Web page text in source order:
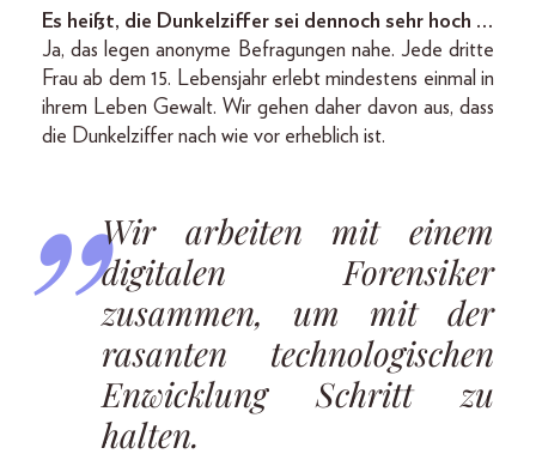
Es heißt, die Dunkelziffer sei dennoch sehr hoch …
Ja, das legen anonyme Befragungen nahe. Jede dritte
Frau ab dem 15. Lebensjahr erlebt mindestens einmal in
ihrem Leben Gewalt. Wir gehen daher davon aus, dass
die Dunkelziffer nach wie vor erheblich ist.
Wir arbeiten mit einem
digitalen Forensiker
zusammen, um mit der
rasanten technologischen
Enwicklung Schritt zu
halten.